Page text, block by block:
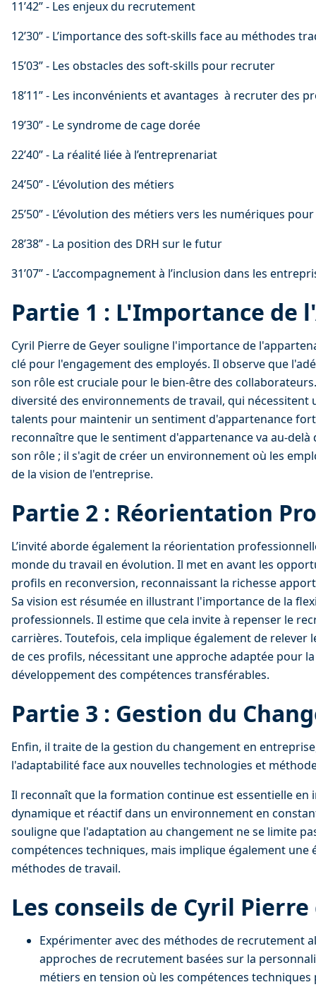
11’42” - Les enjeux du recrutement
12’30” - L’importance des soft-skills face au méthodes
15’03” - Les obstacles des soft-skills pour recruter
18’11” - Les inconvénients et avantages  à recruter des
19’30” - Le syndrome de cage dorée
22’40” - La réalité liée à l’entreprenariat
24’50” - L’évolution des métiers
25’50” - L’évolution des métiers vers les numériques pour
28’38” - La position des DRH sur le futur
31’07” - L’accompagnement à l’inclusion dans les
Partie 1 : L'Importance de
Cyril Pierre de Geyer souligne l'importance de
clé pour l'engagement des employés. Il observe que
son rôle est cruciale pour le bien-être des
diversité des environnements de travail, qui
talents pour maintenir un sentiment d'appartenance
reconnaître que le sentiment d'appartenance va au-
son rôle ; il s'agit de créer un environnement où les
de la vision de l'entreprise.
Partie 2 : Réorientation
L’invité aborde également la réorientation
monde du travail en évolution. Il met en avant les
profils en reconversion, reconnaissant la richesse
Sa vision est résumée en illustrant l'importance de la
professionnels. Il estime que cela invite à repenser le
carrières. Toutefois, cela implique également de
de ces profils, nécessitant une approche adaptée pour
développement des compétences transférables.
Partie 3 : Gestion du
Enfin, il traite de la gestion du changement en
l'adaptabilité face aux nouvelles technologies et
Il reconnaît que la formation continue est essentielle
dynamique et réactif dans un environnement en
souligne que l'adaptation au changement ne se limite
compétences techniques, mais implique également
méthodes de travail.
Les conseils de Cyril Pierre
Expérimenter avec des méthodes de recrutement
approches de recrutement basées sur la
métiers en tension où les compétences